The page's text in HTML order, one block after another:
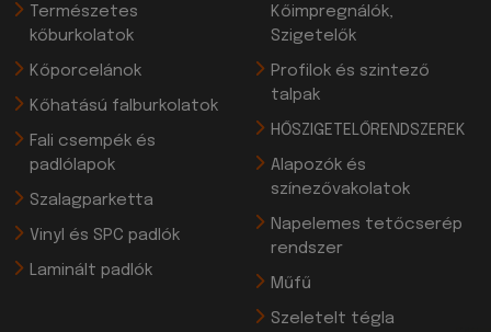
Természetes
kőburkolatok
Kőporcelánok
Kőhatású falburkolatok
Fali csempék és
padlólapok
Szalagparketta
Vinyl és SPC padlók
Laminált padlók
Kőimpregnálók,
Szigetelők
Profilok és szintező
talpak
HŐSZIGETELŐRENDSZEREK
Alapozók és
színezővakolatok
Napelemes tetőcserép
rendszer
Műfű
Szeletelt tégla